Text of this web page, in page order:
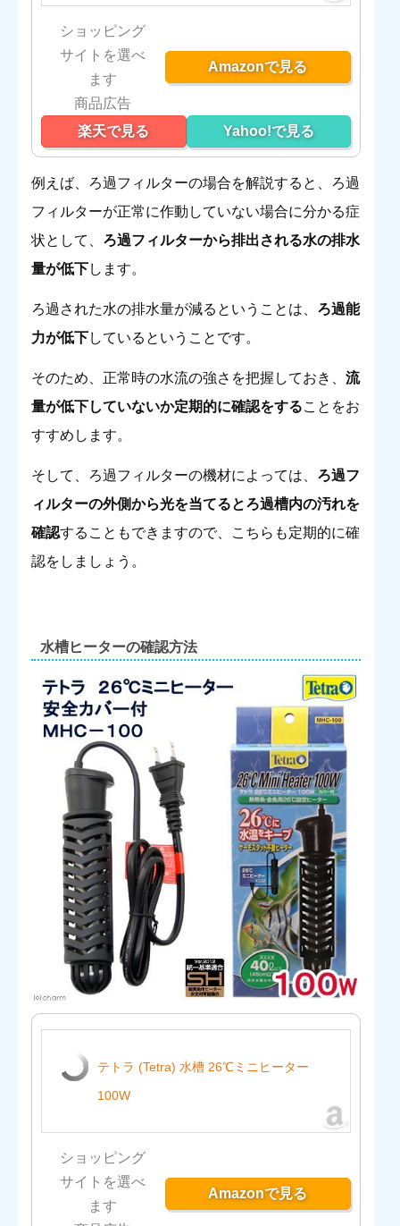
ショッピング
サイトを選べ
ます
Amazonで見る
楽天で見る Yahoo!で見る
例えば、ろ過フィルターの場合を解説すると、ろ過
フィルターが正常に作動していない場合に分かる症
状として、 ろ過フィルターから排出される水の排水
量が低下します。
ろ過された水の排水量が減るということは、 ろ過能
力が低下しているということです。
そのため、正常時の水流の強さを把握しておき、 流
量が低下していないか定期的に確認をすることをお
すすめします。
そして、ろ過フィルターの機材によっては、 ろ過フ
ィルターの外側から光を当てるとろ過槽内の汚れを
確認することもできますので、こちらも定期的に確
認をしましょう。
水槽ヒーターの確認方法
テトラ (Tetra) 水槽 26℃ミニヒーター
100W
ショッピング
サイトを選べ
ます
Amazonで見る